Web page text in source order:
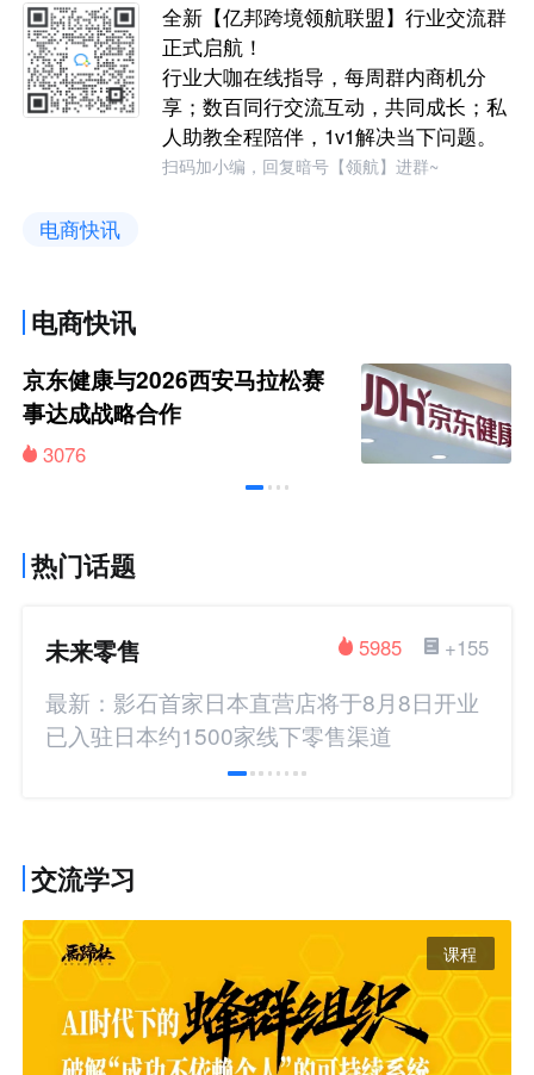
全新【亿邦跨境领航联盟】行业交流群
正式启航！
行业大咖在线指导，每周群内商机分
享；数百同行交流互动，共同成长；私
人助教全程陪伴，1v1解决当下问题。
扫码加小编，回复暗号【领航】进群~
电商快讯
电商快讯
京东健康与2026西安马拉松赛
事达成战略合作
3076
热门话题
未来零售 +155
5985
最新：影石首家日本直营店将于8月8日开业
已入驻日本约1500家线下零售渠道
交流学习
课程